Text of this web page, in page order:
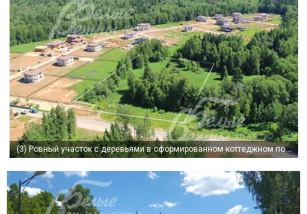
(3) Ровный участок с деревьями в сформированном коттеджном поселке